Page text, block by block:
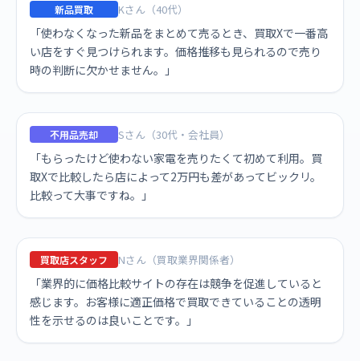
新品買取 Kさん（40代）
「使わなくなった新品をまとめて売るとき、買取Xで一番高
い店をすぐ見つけられます。価格推移も見られるので売り
時の判断に欠かせません。」
不用品売却 Sさん（30代・会社員）
「もらったけど使わない家電を売りたくて初めて利用。買
取Xで比較したら店によって2万円も差があってビックリ。
比較って大事ですね。」
買取店スタッフ Nさん（買取業界関係者）
「業界的に価格比較サイトの存在は競争を促進していると
感じます。お客様に適正価格で買取できていることの透明
性を示せるのは良いことです。」